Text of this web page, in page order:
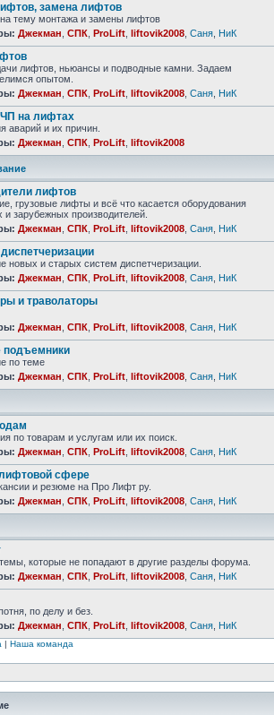
замена лифтов
тему монтажа и замены лифтов
Джекман СПК ProLift liftovik2008 Саня НиК
лифтов, ньюансы и подводные камни. Задаем
опытом.
Джекман СПК ProLift liftovik2008 Саня НиК
на лифтах
аварий и их причин.
Джекман СПК ProLift liftovik2008
лифтов
грузовые лифты и всё что касается оборудования
и зарубежных производителей.
Джекман СПК ProLift liftovik2008 Саня НиК
новых и старых систем диспетчеризации.
Джекман СПК ProLift liftovik2008 Саня НиК
и траволаторы
Джекман СПК ProLift liftovik2008 Саня НиК
подъемники
по теме
Джекман СПК ProLift liftovik2008 Саня НиК
по товарам и услугам или их поиск.
Джекман СПК ProLift liftovik2008 Саня НиК
сфере
и резюме на Про Лифт ру.
Джекман СПК ProLift liftovik2008 Саня НиК
которые не попадают в другие разделы форума.
Джекман СПК ProLift liftovik2008 Саня НиК
по делу и без.
Джекман СПК ProLift liftovik2008 Саня НиК
| Наша команда